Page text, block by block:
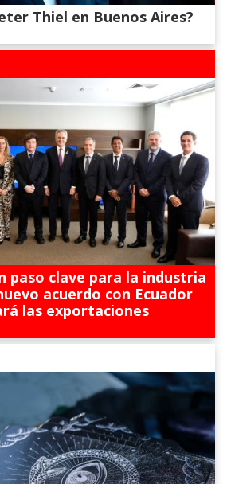
Thiel en Buenos Aires?
paso clave para la industria
acuerdo con Ecuador
las exportaciones